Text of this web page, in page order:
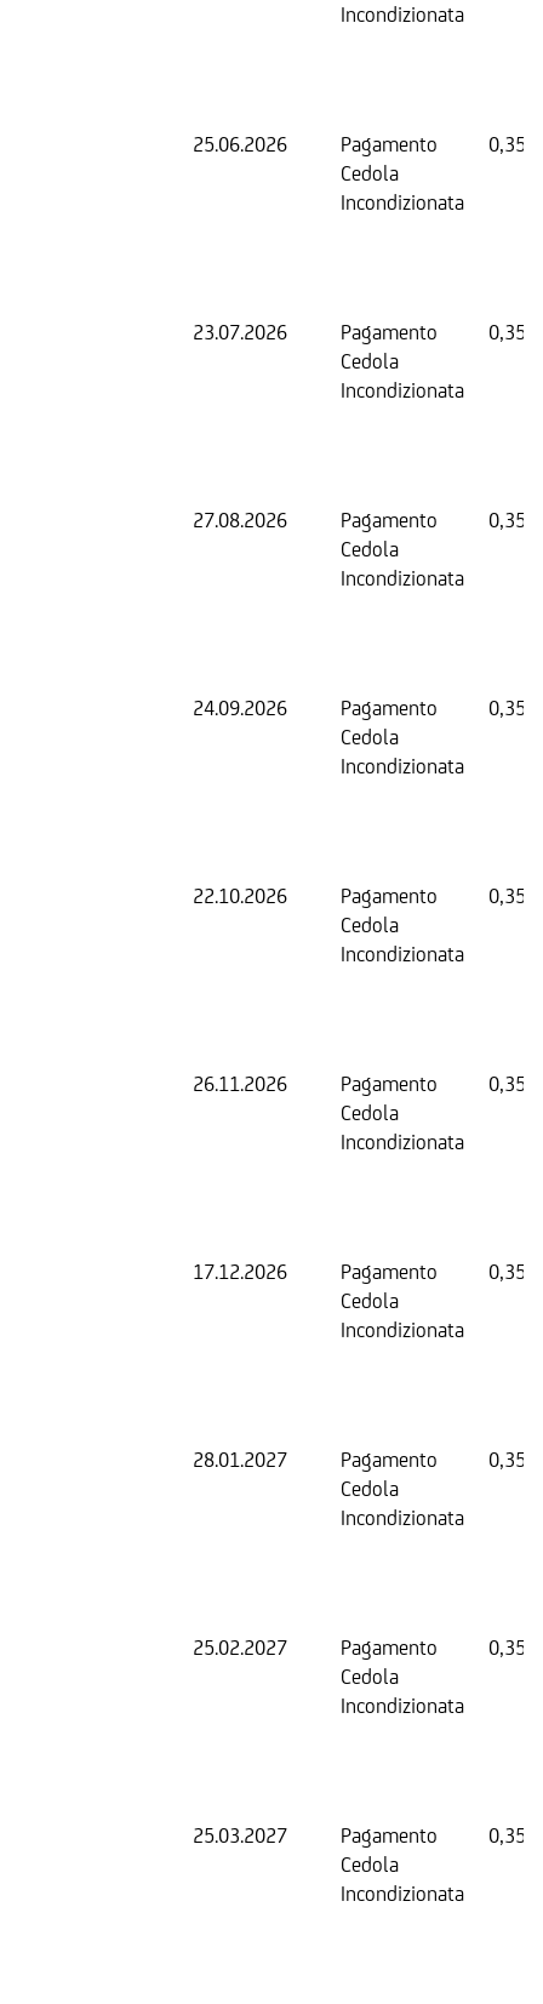
Incondizionata
25.06.2026
Pagamento
Cedola
Incondizionata
0,35
23.07.2026
Pagamento
Cedola
Incondizionata
0,35
27.08.2026
Pagamento
Cedola
Incondizionata
0,35
24.09.2026
Pagamento
Cedola
Incondizionata
0,35
22.10.2026
Pagamento
Cedola
Incondizionata
0,35
26.11.2026
Pagamento
Cedola
Incondizionata
0,35
17.12.2026
Pagamento
Cedola
Incondizionata
0,35
28.01.2027
Pagamento
Cedola
Incondizionata
0,35
25.02.2027
Pagamento
Cedola
Incondizionata
0,35
25.03.2027
Pagamento
Cedola
Incondizionata
0,35